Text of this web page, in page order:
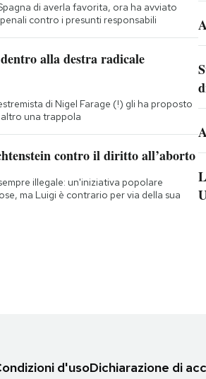
di averla favorita, ora ha avviato
contro i presunti responsabili
dentro alla destra radicale
di Nigel Farage (!) gli ha proposto
una trappola
contro il diritto all’aborto
illegale: un'iniziativa popolare
ma Luigi è contrario per via della sua
d'usoDichiarazione di